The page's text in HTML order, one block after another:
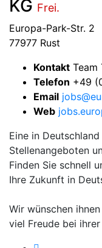
KG Frei.
Europa-Park-Str. 2
77977 Rust
Kontakt Team
Telefon +49
Email
Web
Eine in
Stellenangeboten
Finden Sie schnell
Ihre Zukunft in
Wir wünschen
viel Freude bei